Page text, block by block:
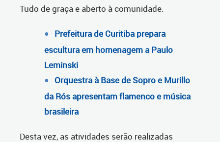
Tudo de graça e aberto à comunidade.
Prefeitura de Curitiba prepara
escultura em homenagem a Paulo
Leminski
Orquestra à Base de Sopro e Murillo
da Rós apresentam flamenco e música
brasileira
Desta vez, as atividades serão realizadas